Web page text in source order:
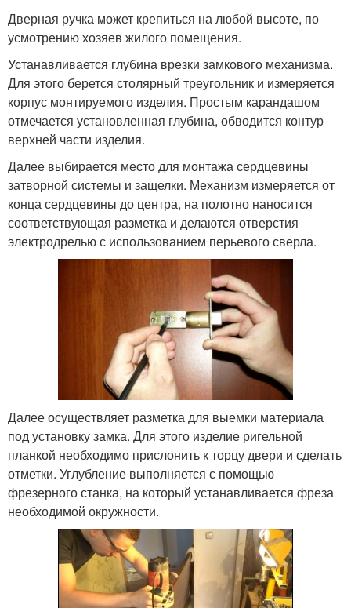
Дверная ручка может крепиться на любой высоте, по
усмотрению хозяев жилого помещения.
Устанавливается глубина врезки замкового механизма.
Для этого берется столярный треугольник и измеряется
корпус монтируемого изделия. Простым карандашом
отмечается установленная глубина, обводится контур
верхней части изделия.
Далее выбирается место для монтажа сердцевины
затворной системы и защелки. Механизм измеряется от
конца сердцевины до центра, на полотно наносится
соответствующая разметка и делаются отверстия
электродрелью с использованием перьевого сверла.
Далее осуществляет разметка для выемки материала
под установку замка. Для этого изделие ригельной
планкой необходимо прислонить к торцу двери и сделать
отметки. Углубление выполняется с помощью
фрезерного станка, на который устанавливается фреза
необходимой окружности.